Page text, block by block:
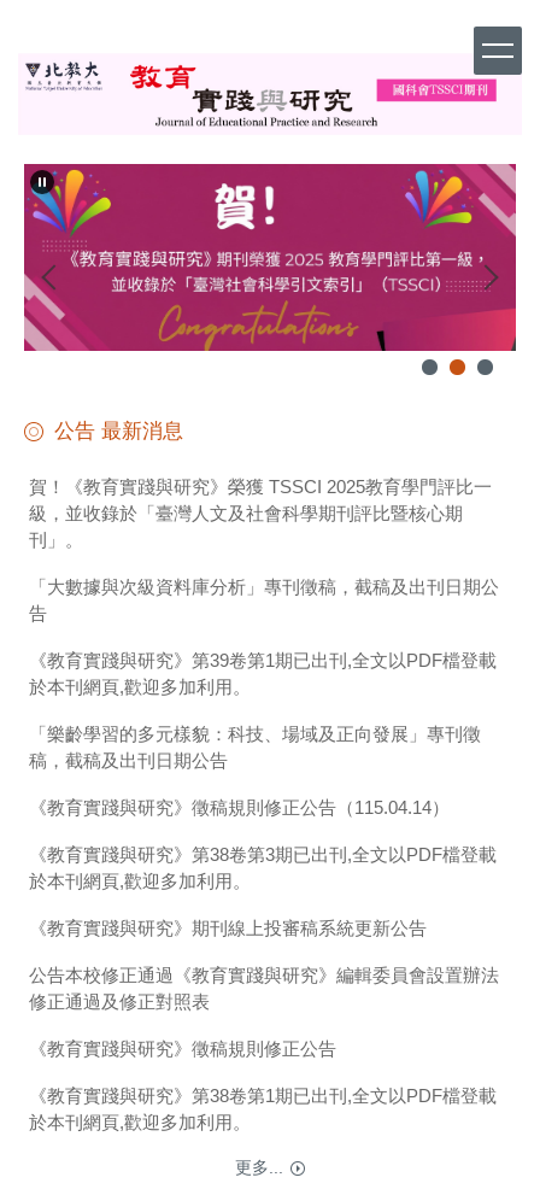
主
要
區
公告 最新消息
賀！《教育實踐與研究》榮獲 TSSCI 2025教育學門評比一
級，並收錄於「臺灣人文及社會科學期刊評比暨核心期
刊」。
「大數據與次級資料庫分析」專刊徵稿，截稿及出刊日期公
告
《教育實踐與研究》第39卷第1期已出刊,全文以PDF檔登載
於本刊網頁,歡迎多加利用。
「樂齡學習的多元樣貌：科技、場域及正向發展」專刊徵
稿，截稿及出刊日期公告
《教育實踐與研究》徵稿規則修正公告（115.04.14）
《教育實踐與研究》第38卷第3期已出刊,全文以PDF檔登載
於本刊網頁,歡迎多加利用。
《教育實踐與研究》期刊線上投審稿系統更新公告
公告本校修正通過《教育實踐與研究》編輯委員會設置辦法
修正通過及修正對照表
《教育實踐與研究》徵稿規則修正公告
《教育實踐與研究》第38卷第1期已出刊,全文以PDF檔登載
於本刊網頁,歡迎多加利用。
更多...